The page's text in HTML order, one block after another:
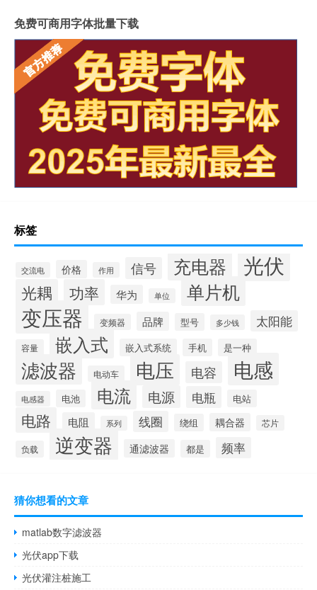
免费可商用字体批量下载
标签
交流电 价格 作用 信号 充电器 光伏
光耦 功率 华为 单位 单片机
变压器 变频器 品牌 型号 多少钱 太阳能
容量 嵌入式 嵌入式系统 手机 是一种
滤波器 电动车 电压 电容 电感
电感器 电池 电流 电源 电瓶 电站
电路 电阻 系列 线圈 绕组 耦合器 芯片
负载 逆变器 通滤波器 都是 频率
猜你想看的文章
matlab数字滤波器
光伏app下载
光伏灌注桩施工